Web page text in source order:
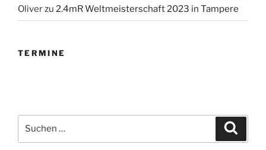
Oliverzu 2.4mR Weltmeisterschaft 2023 in Tampere
TERMINE
nach: